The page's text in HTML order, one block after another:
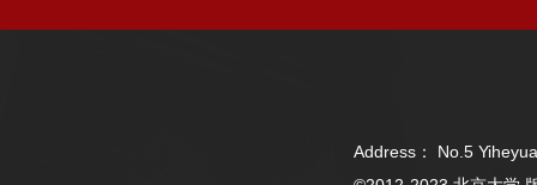
Address： No.5